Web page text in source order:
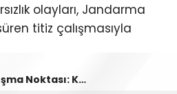
Ankara Yolu Babasultan Mevkii’nde Korkutan Tır Yangını
olayları, Jandarma
titiz çalışmasıyla
Türkülerle Buluşma Noktası: Kestel Türk Halk Müziği Korosu